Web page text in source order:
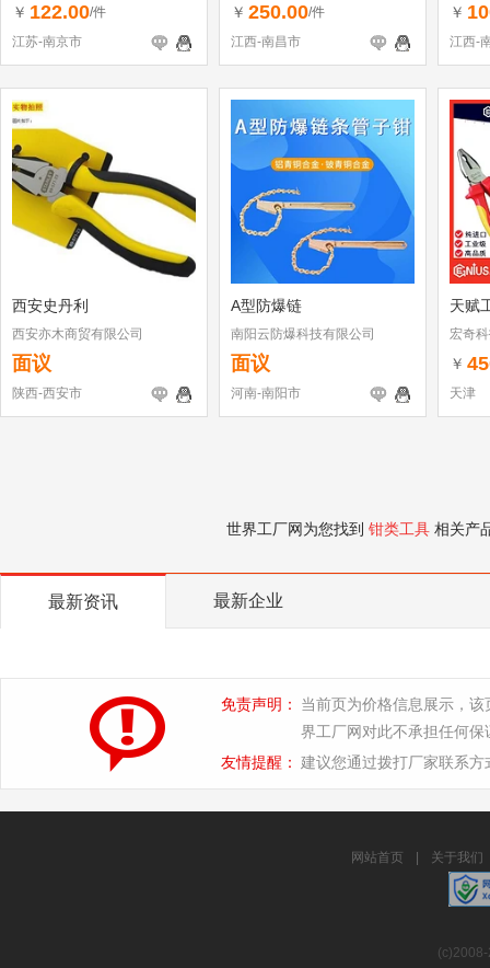
￥ 122.00/件
江苏-南京市
￥ 250.00/件
江西-南昌市
￥
江西-
西安史丹利
西安亦木商贸有限公司
面议
陕西-西安市
A型防爆链
南阳云防爆科技有限公司
面议
河南-南阳市
天赋
宏奇
￥
天津
世界工厂网为您找到 钳类工具 相关产
最新资讯 最新企业
免责声明：
当前页为价格信息展示，
界工厂网对此不承担任何保
友情提醒： 建议您通过拨打厂家联系
网站首页 关于我们